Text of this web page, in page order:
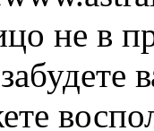
не в